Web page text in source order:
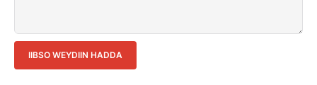
IIBSO WEYDIIN HADDA